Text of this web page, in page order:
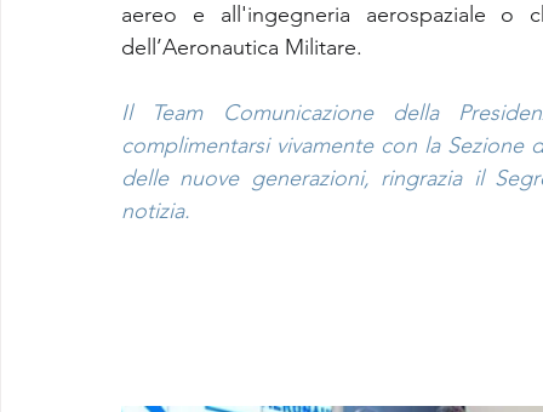
aereo e all'ingegneria aerospaziale
dell’Aeronautica Militare.
Il Team Comunicazione della
complimentarsi vivamente con la
delle nuove generazioni, ringrazia il
notizia.